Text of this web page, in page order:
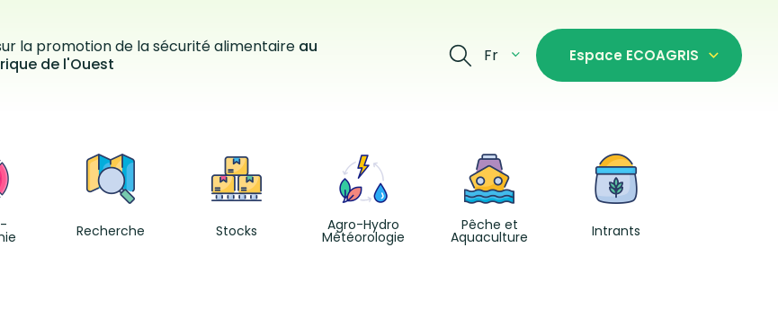
la promotion de la sécurité alimentaire au
de l'Ouest
Fr Espace ECOAGRIS
Recherche Stocks Agro-Hydro
Météorologie
Pêche et
Aquaculture Intrants